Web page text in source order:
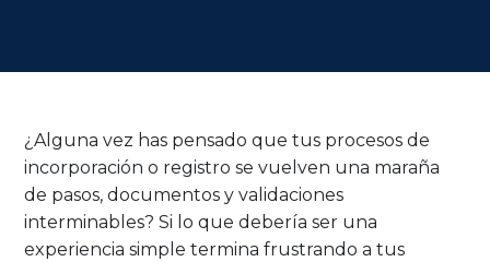
¿Alguna vez has pensado que tus procesos de
incorporación o registro se vuelven una maraña
de pasos, documentos y validaciones
interminables? Si lo que debería ser una
experiencia simple termina frustrando a tus